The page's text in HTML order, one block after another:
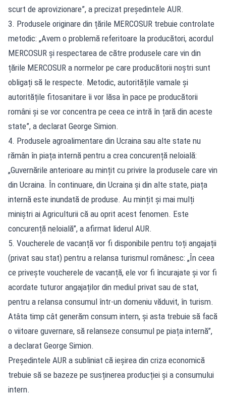
scurt de aprovizionare”, a precizat președintele AUR.
3. Produsele originare din țările MERCOSUR trebuie controlate
metodic: „Avem o problemă referitoare la producători, acordul
MERCOSUR și respectarea de către produsele care vin din
țările MERCOSUR a normelor pe care producătorii noștri sunt
obligați să le respecte. Metodic, autoritățile vamale și
autoritățile fitosanitare îi vor lăsa în pace pe producătorii
români și se vor concentra pe ceea ce intră în țară din aceste
state”, a declarat George Simion.
4. Produsele agroalimentare din Ucraina sau alte state nu
rămân în piața internă pentru a crea concurență neloială:
„Guvernările anterioare au mințit cu privire la produsele care vin
din Ucraina. În continuare, din Ucraina și din alte state, piața
internă este inundată de produse. Au mințit și mai mulți
miniștri ai Agriculturii că au oprit acest fenomen. Este
concurență neloială”, a afirmat liderul AUR.
5. Voucherele de vacanță vor fi disponibile pentru toți angajații
(privat sau stat) pentru a relansa turismul românesc: „În ceea
ce privește voucherele de vacanță, ele vor fi încurajate și vor fi
acordate tuturor angajaților din mediul privat sau de stat,
pentru a relansa consumul într-un domeniu văduvit, în turism.
Atâta timp cât generăm consum intern, și asta trebuie să facă
o viitoare guvernare, să relanseze consumul pe piața internă”,
a declarat George Simion.
Președintele AUR a subliniat că ieșirea din criza economică
trebuie să se bazeze pe susținerea producției și a consumului
intern.